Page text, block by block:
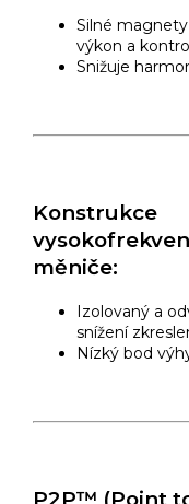
Silné
výkon a
Snižuje
Konstrukce
měniče:
Izolovaný a
snížení
Nízký bod
P2P™ (Point